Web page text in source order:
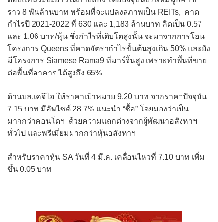
ราว 8 พันล้านบาท พร้อมที่จะแปลงสภาพเป็น REITs, คาด
กำไรปี 2021-2022 ที่ 630 และ 1,183 ล้านบาท คิดเป็น 0.57
และ 1.06 บาท/หุ้น ซึ่งกำไรที่เติบโตสูงนั้น จะมาจากการโอน
โครงการ Queens ที่คาดอัตรากำไรขั้นต้นสูงเกิน 50% และยัง
มีโครงการ Siamese Rama9 ที่มาร์จิ้นสูง เพราะทำพื้นที่ขาย
ต่อพื้นที่อาคาร ได้สูงถึง 65%
ด้านบล.เคจีไอ ให้ราคาเป้าหมาย 9.20 บาท จากราคาปัจจุบัน
7.15 บาท มีอัพไซด์ 28.7% แนะนำ “ซื้อ” โดยมองว่าเป็น
มากกว่าคอนโดฯ ด้วยความแตกต่างจากผู้พัฒนาอสังหาฯ
ทั่วไป และพรีเมี่ยมมากกว่าหุ้นอสังหาฯ
สำหรับราคาหุ้น SA วันที่ 4 มี.ค. เคลื่อนไหวที่ 7.10 บาท เพิ่ม
ขึ้น 0.05 บาท